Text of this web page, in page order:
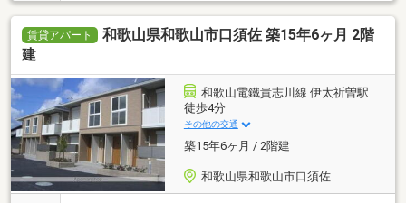
賃貸アパート
和歌山県和歌山市口須佐 築15年6ヶ月 2階
建
和歌山電鐵貴志川線 伊太祈曽駅
徒歩4分
その他の交通
築15年6ヶ月 / 2階建
和歌山県和歌山市口須佐